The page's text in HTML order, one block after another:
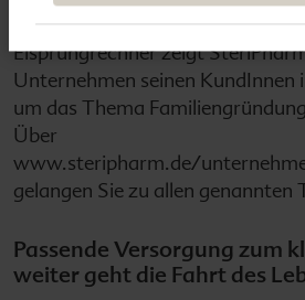
Tricks und Flyern über Dos and
Eisprungrechner zeigt
Unternehmen seinen KundInnen
um das Thema
Über
www.steripharm.de/
gelangen Sie zu allen genannten
Passende Versorgung zum
weiter geht die Fahrt des